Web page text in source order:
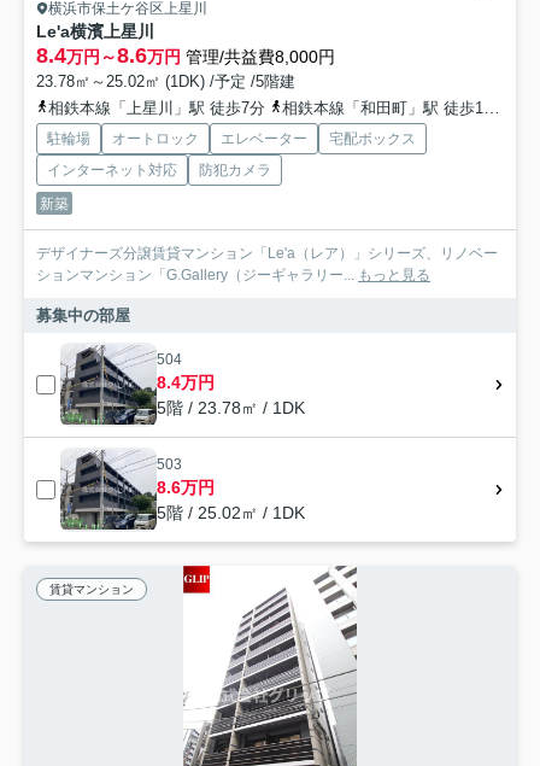
横浜市保土ケ谷区上星川
Le'a横濱上星川
8.4万円～8.6万円 管理/共益費8,000円
23.78㎡～25.02㎡ (1DK) /予定 /5階建
相鉄本線「上星川」駅 徒歩7分
相鉄本線「和田町」駅 徒歩17分
駐輪場 オートロック エレベーター
宅配ボックス
インターネット対応
防犯カメラ
新築
デザイナーズ分譲賃貸マンション「Le'a（レア）」シリーズ、リノベー
ションマンション「G.Gallery（ジーギャラリー... もっと見る
募集中の部屋
504
8.4万円
5階 / 23.78㎡ / 1DK
503
8.6万円
5階 / 25.02㎡ / 1DK
賃貸マンション